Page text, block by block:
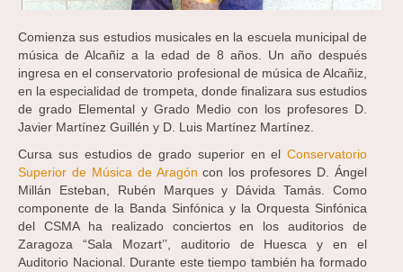
Comienza sus estudios musicales en la escuela municipal de
música de Alcañiz a la edad de 8 años. Un año después
ingresa en el conservatorio profesional de música de Alcañiz,
en la especialidad de trompeta, donde finalizara sus estudios
de grado Elemental y Grado Medio con los profesores D.
Javier Martínez Guillén y D. Luis Martínez Martínez.
Cursa sus estudios de grado superior en el Conservatorio
Superior de Música de Aragón con los profesores D. Ángel
Millán Esteban, Rubén Marques y Dávida Tamás. Como
componente de la Banda Sinfónica y la Orquesta Sinfónica
del CSMA ha realizado conciertos en los auditorios de
Zaragoza “Sala Mozart’’, auditorio de Huesca y en el
Auditorio Nacional. Durante este tiempo también ha formado